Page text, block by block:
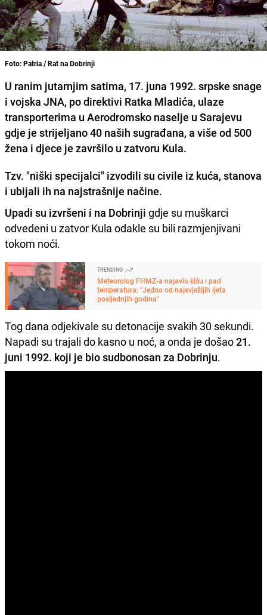
Foto: Patria / Rat na Dobrinji
U ranim jutarnjim satima, 17. juna 1992. srpske snage
i vojska JNA, po direktivi Ratka Mladića, ulaze
transporterima u Aerodromsko naselje u Sarajevu
gdje je strijeljano 40 naših sugrađana, a više od 500
žena i djece je završilo u zatvoru Kula.
Tzv. "niški specijalci" izvodili su civile iz kuća, stanova
i ubijali ih na najstrašnije načine.
Upadi su izvršeni i na Dobrinji gdje su muškarci
odvedeni u zatvor Kula odakle su bili razmjenjivani
tokom noći.
TRENDING
Meteorolog FHMZ-a najavio kišu i pad
temperatura: "Jedno od najsvježijih ljeta
posljednjih godina"
Tog dana odjekivale su detonacije svakih 30 sekundi.
Napadi su trajali do kasno u noć, a onda je došao21.
juni 1992. koji je bio sudbonosan za Dobrinju.